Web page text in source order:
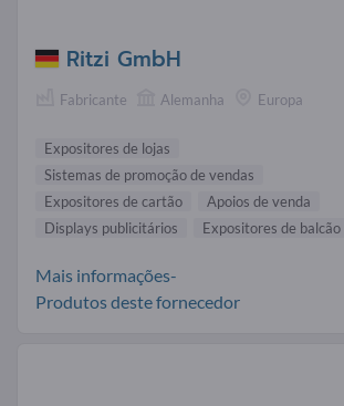
Ritzi GmbH
Fabricante Alemanha Europa
Expositores de lojas
Sistemas de promoção de vendas
Expositores de cartão
Apoios de venda
Displays publicitários
Expositores de balcão
Mais informações-
Produtos deste fornecedor